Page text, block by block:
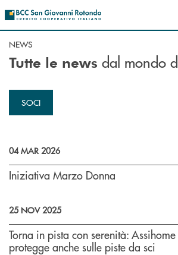
NEWS
Tutte le news dal mondo
SOCI
04 MAR 2026
Iniziativa Marzo Donna
25 NOV 2025
Torna in pista con serenità:
protegge anche sulle piste da sci